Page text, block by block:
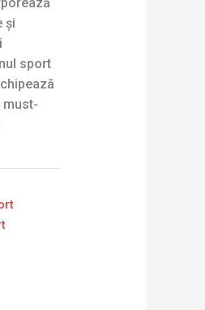
și
sport
must-